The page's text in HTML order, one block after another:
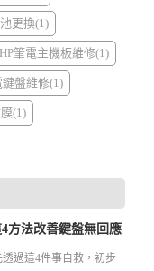
更換(1)
HP筆電主機板維修(1)
盤維修(1)
(1)
方法改善鍵盤無回應
過這4件事自救，初步